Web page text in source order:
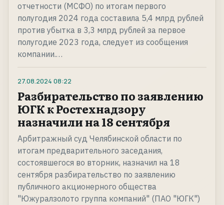
отчетности (МСФО) по итогам первого
полугодия 2024 года составила 5,4 млрд рублей
против убытка в 3,3 млрд рублей за первое
полугодие 2023 года, следует из сообщения
компании.…
27.08.2024 08:22
Разбирательство по заявлению
ЮГК к Ростехнадзору
назначили на 18 сентября
Арбитражный суд Челябинской области по
итогам предварительного заседания,
состоявшегося во вторник, назначил на 18
сентября разбирательство по заявлению
публичного акционерного общества
"Южуралзолото группа компаний" (ПАО "ЮГК")